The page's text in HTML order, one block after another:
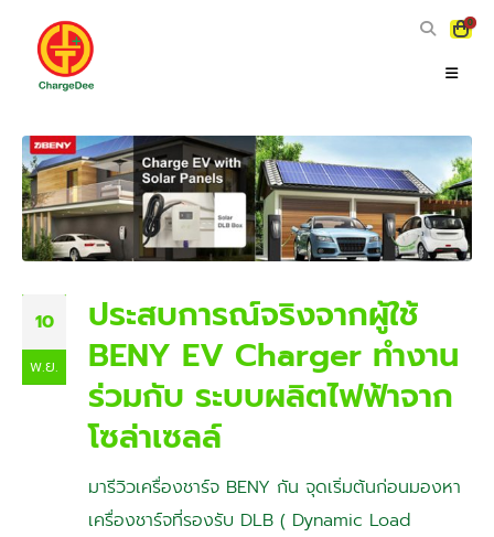
0
10
พ.ย.
ประสบการณ์จริงจากผู้ใช้
BENY EV Charger ทำงาน
ร่วมกับ ระบบผลิตไฟฟ้าจาก
โซล่าเซลล์
มารีวิวเครื่องชาร์จ BENY กัน จุดเริ่มต้นก่อนมองหา
เครื่องชาร์จที่รองรับ DLB ( Dynamic Load